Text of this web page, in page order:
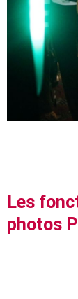
Les
photos